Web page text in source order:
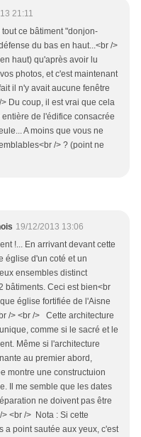
21:11
ce bâtiment "donjon-
du bas en haut...<br />
haut) qu'après avoir lu
photos, et c'est maintenant
il n'y avait aucune fenêtre
Du coup, il est vrai que cela
de l'édifice consacrée
A moins que vous ne
/> ? (point ne
19/12/2013 13:06
!... En arrivant devant cette
église d'un coté et un
ensembles distinct
bâtiments. Ceci est bien<br
église fortifiée de l'Aisne
/> <br /> Cette architecture
comme si le sacré et le
Même si l'architecture
au premier abord,
montre une constructuion
Il me semble que les dates
ne doivent pas être
<br /> Nota : Si cette
a point sautée aux yeux, c'est